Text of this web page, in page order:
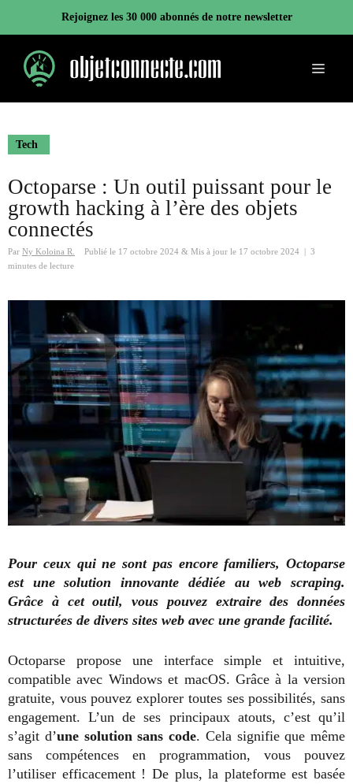
contenu
Rejoignez les 30 000 abonnés de notre newsletter
Menu
Tech
Octoparse : Un outil puissant pour le
growth hacking à l’ère des objets
connectés
Par Ny Koloina R. Publié le 17 octobre 2024 & Mis à jour le 17 octobre 2024
3
minutes de lecture
Pour ceux qui ne sont pas encore familiers, Octoparse
est une solution innovante dédiée au web scraping.
Grâce à cet outil, vous pouvez extraire des données
structurées de divers sites web avec une grande facilité.
Octoparse propose une interface simple et intuitive,
compatible avec Windows et macOS. Grâce à la version
gratuite, vous pouvez explorer toutes ses possibilités, sans
engagement. L’un de ses principaux atouts, c’est qu’il
s’agit d’une solution sans code. Cela signifie que même
sans compétences en programmation, vous pouvez
l’utiliser efficacement ! De plus, la plateforme est basée